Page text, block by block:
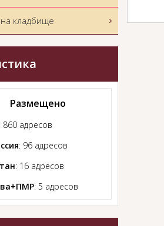
кладбище
Размещено
: 860 адресов
: 96 адресов
: 16 адресов
: 5 адресов